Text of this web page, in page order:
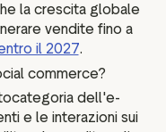
la crescita globale
vendite fino a
il 2027.
commerce?
dell'e-
e le interazioni sui